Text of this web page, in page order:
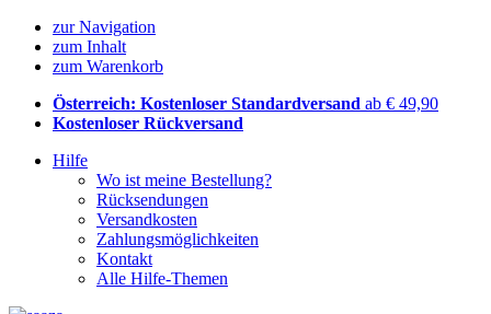
zur Navigation
zum Inhalt
zum Warenkorb
Österreich: Kostenloser Standardversand ab € 49,90
Kostenloser Rückversand
Hilfe
Wo ist meine Bestellung?
Rücksendungen
Versandkosten
Zahlungsmöglichkeiten
Kontakt
Alle Hilfe-Themen